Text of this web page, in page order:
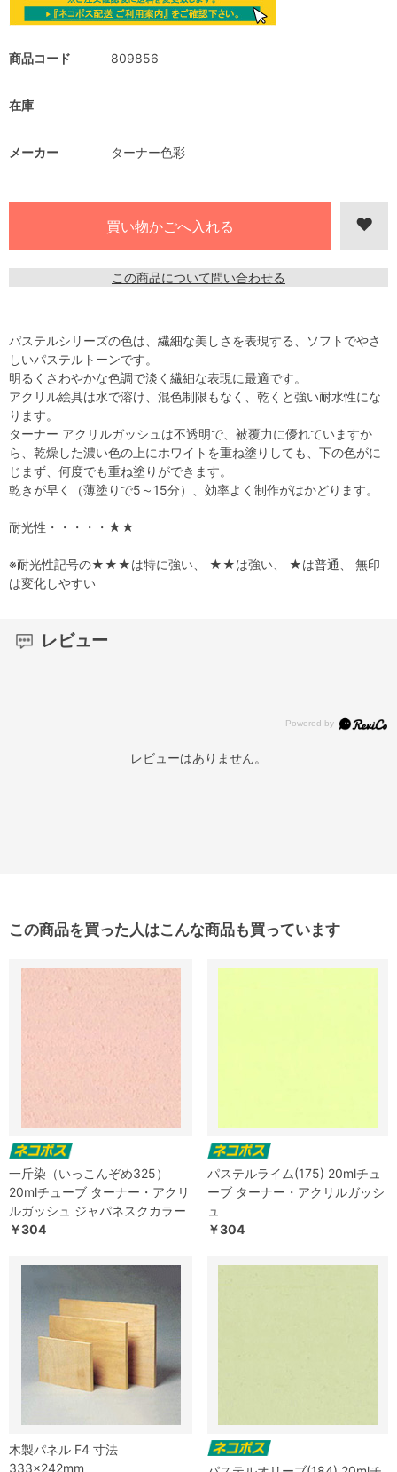
商品コード 809856
在庫
メーカー ターナー色彩
この商品について問い合わせる
パステルシリーズの色は、繊細な美しさを表現する、ソフトでやさ
しいパステルトーンです。
明るくさわやかな色調で淡く繊細な表現に最適です。
アクリル絵具は水で溶け、混色制限もなく、乾くと強い耐水性にな
ります。
ターナー アクリルガッシュは不透明で、被覆力に優れていますか
ら、乾燥した濃い色の上にホワイトを重ね塗りしても、下の色がに
じまず、何度でも重ね塗りができます。
乾きが早く（薄塗りで5～15分）、効率よく制作がはかどります。
耐光性・・・・・★★
※耐光性記号の★★★は特に強い、 ★★は強い、 ★は普通、 無印
は変化しやすい
レビュー
レビューはありません。
この商品を買った人はこんな商品も買っています
一斤染（いっこんぞめ325）
20mlチューブ ターナー・アクリ
ルガッシュ ジャパネスクカラー
￥304
パステルライム(175) 20mlチュ
ーブ ターナー・アクリルガッシ
ュ
￥304
木製パネル F4 寸法
333×242mm